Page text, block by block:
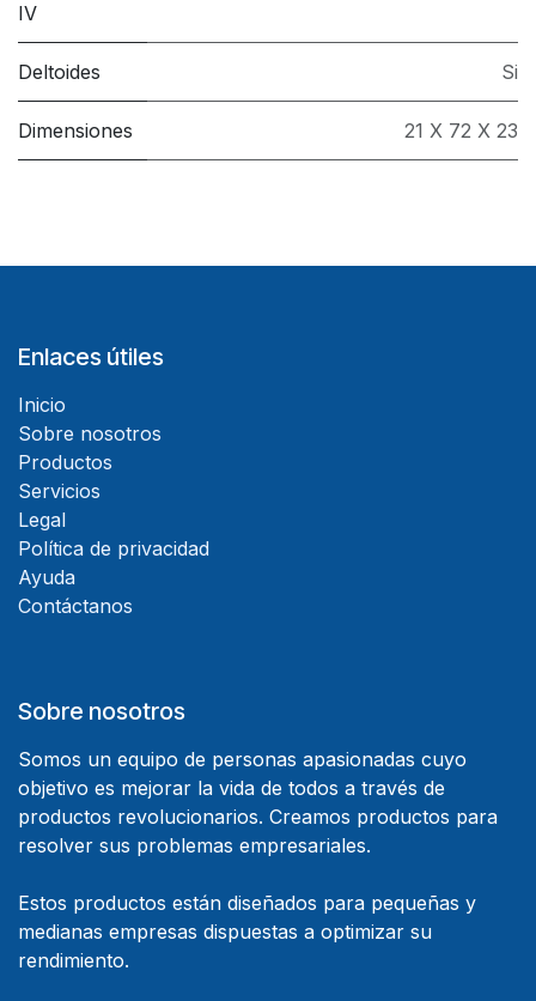
IV
Deltoides Si
Dimensiones 21 X 72 X 23
Enlaces útiles
Inicio
Sobre nosotros
Productos
Servicios
Legal
Política de privacidad
Ayuda
Contáctanos
Sobre nosotros
Somos un equipo de personas apasionadas cuyo
objetivo es mejorar la vida de todos a través de
productos revolucionarios. Creamos productos para
resolver sus problemas empresariales.
Estos productos están diseñados para pequeñas y
medianas empresas dispuestas a optimizar su
rendimiento.